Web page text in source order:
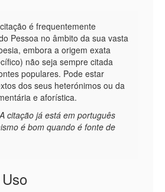
é frequentemente
Pessoa no âmbito da sua vasta
embora a origem exata
não seja sempre citada
populares. Pode estar
dos seus heterónimos ou da
e aforística.
A citação já está em português
é bom quando é fonte de